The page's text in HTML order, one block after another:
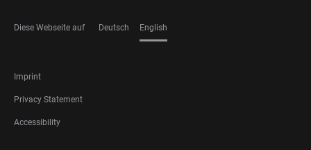
Diese Webseite auf Deutsch English
FOOTER
LEGAL
Imprint
Privacy Statement
Accessibility